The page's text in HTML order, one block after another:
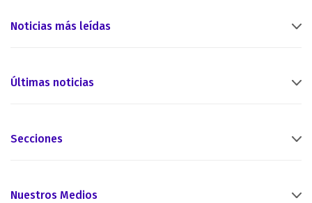
Noticias más leídas
Últimas noticias
Secciones
Nuestros Medios